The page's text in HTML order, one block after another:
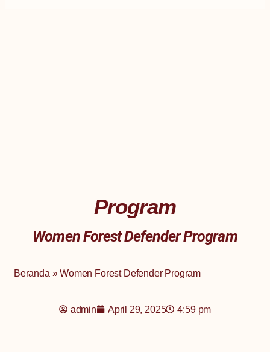
Program
Women Forest Defender Program
Beranda »Women Forest Defender Program
admin April 29, 2025 4:59 pm